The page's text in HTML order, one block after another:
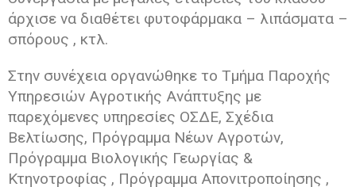
άρχισε να διαθέτει φυτοφάρμακα – λιπάσματα –
σπόρους , κτλ.
Στην συνέχεια οργανώθηκε το Τμήμα Παροχής
Υπηρεσιών Αγροτικής Ανάπτυξης με
παρεχόμενες υπηρεσίες ΟΣΔΕ, Σχέδια
Βελτίωσης, Πρόγραμμα Νέων Αγροτών,
Πρόγραμμα Βιολογικής Γεωργίας &
Κτηνοτροφίας , Πρόγραμμα Απονιτροποίησης ,